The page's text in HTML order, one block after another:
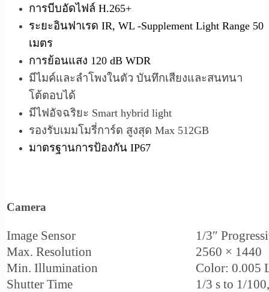
การบีบอัดไฟล์ H.265+
ระยะอินฟาเรด IR, WL -Supplement Light Range 50
เมตร
การย้อนแสง 120 dB WDR
มีไมค์และลำโพงในตัว บันทึกเสียงและสนทนา
โต้ตอบได้
มีไฟอัจฉริยะ Smart hybrid light
รองรับเมมโมรี่การ์ด สูงสุด Max 512GB
มาตรฐานการป้องกัน IP67
Camera
Image Sensor
1/3″
Max. Resolution
2560 × 1440
Min. Illumination
Color: 0.005
Shutter Time
1/3 s to 1/